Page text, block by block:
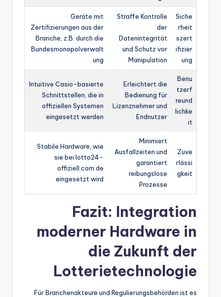
Siche
rheit
szert
ifizier
ung
Straffe Kontrolle
der
Datenintegrität
und Schutz vor
Manipulation
Geräte mit
Zertifizierungen aus der
Branche, z.B. durch die
Bundesmonopolverwalt
ung
Benu
tzerf
reund
lichke
it
Erleichtert die
Bedienung für
Lizenznehmer und
Endnutzer
Intuitive Casio-basierte
Schnittstellen, die in
offiziellen Systemen
eingesetzt werden
Zuve
rlässi
gkeit
Minimiert
Ausfallzeiten und
garantiert
reibungslose
Prozesse
Stabile Hardware, wie
sie bei lotto24-
offiziell.com.de
eingesetzt wird
Fazit: Integration
moderner Hardware in
die Zukunft der
Lotterietechnologie
Für Branchenakteure und Regulierungsbehörden ist es